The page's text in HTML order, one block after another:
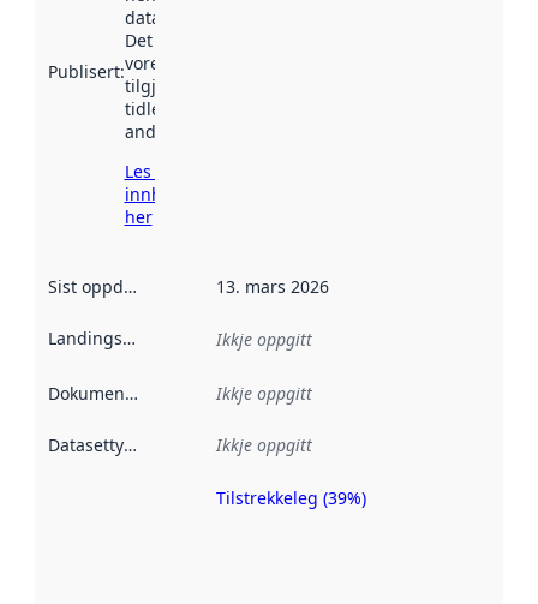
Publisert:
data.norge.no.
Det kan ha
vore
tilgjengeleg
tidlegare
andre stader.
Les meir om
innhenting
her
Sist oppdatert 13. mars 2026
Landingsside Ikkje oppgitt
Dokumentasjon Ikkje oppgitt
Datasettype Ikkje oppgitt
Metadatakvalitet
Tilstrekkeleg (39%)